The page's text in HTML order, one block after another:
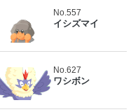
No.557
イシズマイ
No.627
ワシボン